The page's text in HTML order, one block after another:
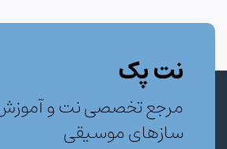
نت پک
مرجع تخصصی نت و آموزش
سازهای موسیقی